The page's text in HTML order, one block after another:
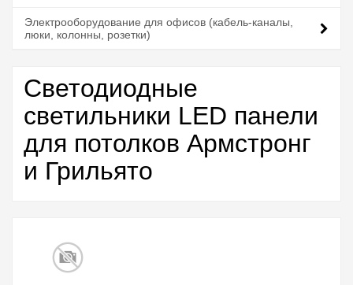
Электрооборудование для офисов (кабель-каналы,
люки, колонны, розетки)
Светодиодные
светильники LED панели
для потолков Армстронг
и Грильято